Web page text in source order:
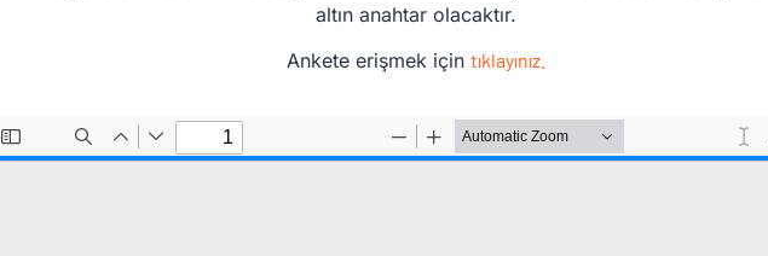
altın anahtar olacaktır.
Ankete erişmek için tıklayınız.